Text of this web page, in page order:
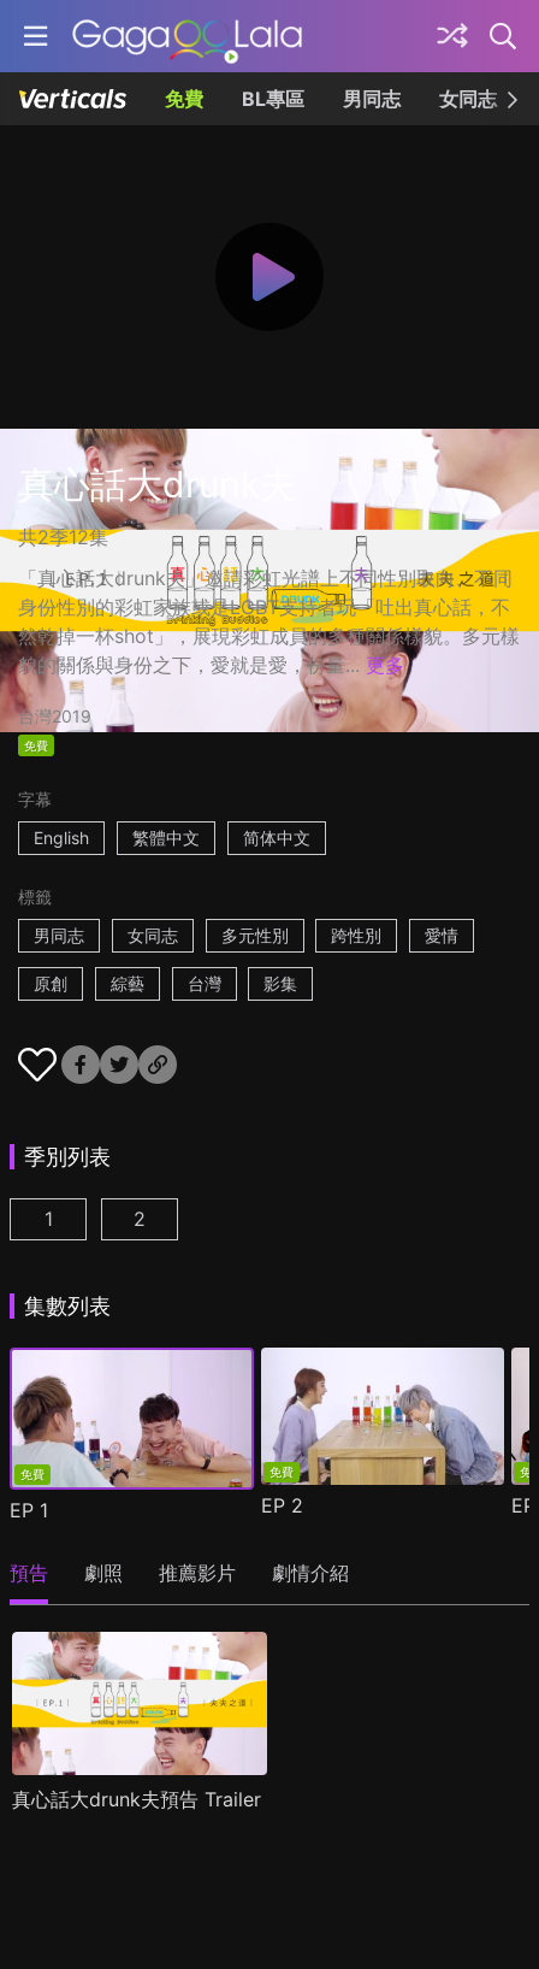
免費 BL專區 男同志 女同志
真心話大drunk夫
共2季12集
「真心話大drunk夫」邀請彩虹光譜上不同性別取向、不同
身份性別的彩虹家族或是LGBT支持者玩「吐出真心話，不
然乾掉一杯shot」，展現彩虹成員的多種關係樣貌。多元樣
貌的關係與身份之下，愛就是愛，份量... 更多
台灣2019
免費
字幕
English
繁體中文 简体中文
標籤
男同志
女同志 多元性別 跨性別 愛情
原創 綜藝 台灣 影集
季別列表
真心話大drunk夫 第1季第1集
1 真心話大drunk夫 第2季第1集
2
集數列表
免費
EP 1
免費
EP 2
免
預告 劇照 推薦影片 劇情介紹
真心話大drunk夫預告 Trailer